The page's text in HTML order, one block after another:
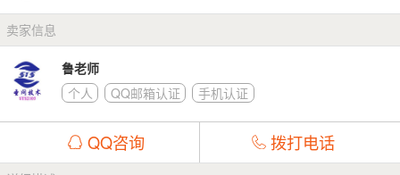
卖家信息
鲁老师
个人
QQ邮箱认证 手机认证
QQ咨询 拨打电话